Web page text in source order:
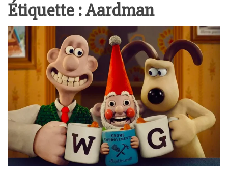
Étiquette :Aardman